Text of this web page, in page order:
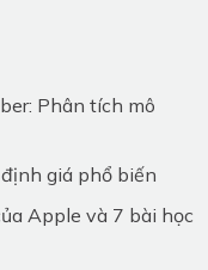
Phân tích mô
giá phổ biến
Apple và 7 bài học